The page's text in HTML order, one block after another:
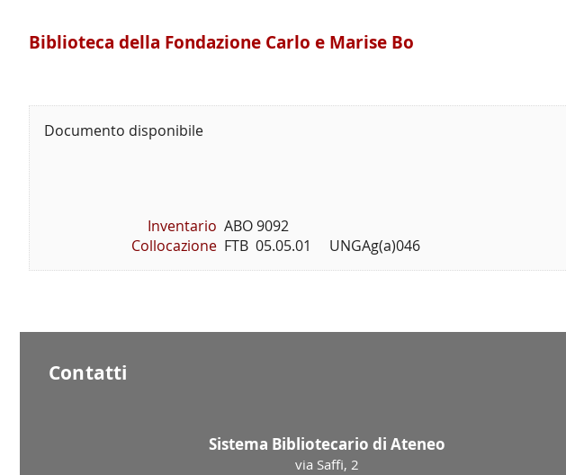
Biblioteca della Fondazione Carlo e Marise Bo
Documento disponibile
Inventario ABO 9092
Collocazione FTB  05.05.01     UNGAg(a)046
Contatti
Sistema Bibliotecario di Ateneo
via Saffi, 2